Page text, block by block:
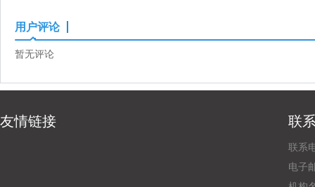
用户评论
暂无评论
友情链接 联
联系
电子